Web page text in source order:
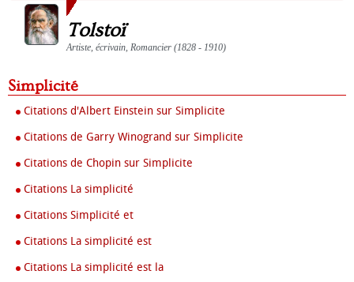
Tolstoï
Artiste, écrivain, Romancier (1828 - 1910)
Simplicité
Citations d'Albert Einstein sur Simplicite
Citations de Garry Winogrand sur Simplicite
Citations de Chopin sur Simplicite
Citations La simplicité
Citations Simplicité et
Citations La simplicité est
Citations La simplicité est la